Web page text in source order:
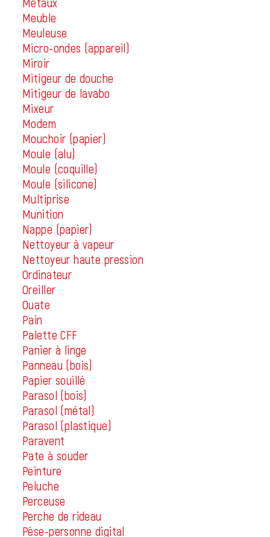
Meuble
Meuleuse
Micro-ondes (appareil)
Miroir
Mitigeur de douche
Mitigeur de lavabo
Mixeur
Modem
Mouchoir (papier)
Moule (alu)
Moule (coquille)
Moule (silicone)
Multiprise
Munition
Nappe (papier)
Nettoyeur à vapeur
Nettoyeur haute pression
Ordinateur
Oreiller
Ouate
Pain
Palette CFF
Panier à linge
Panneau (bois)
Papier souillé
Parasol (bois)
Parasol (métal)
Parasol (plastique)
Paravent
Pate à souder
Peinture
Peluche
Perceuse
Perche de rideau
Pèse-personne digital